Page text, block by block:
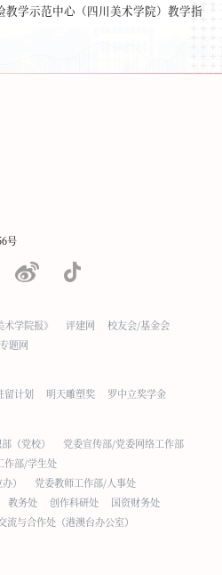
教学示范中心（四川美术学院）教学指
号
术学院报》 评建网
校友会/基金会
题网
留计划 明天雕塑奖 罗中立奖学金
（党校）
党委宣传部/党委网络工作部
作部/学生处
）
党委教师工作部/人事处
教务处 创作科研处
国资财务处
流与合作处（港澳台办公室）